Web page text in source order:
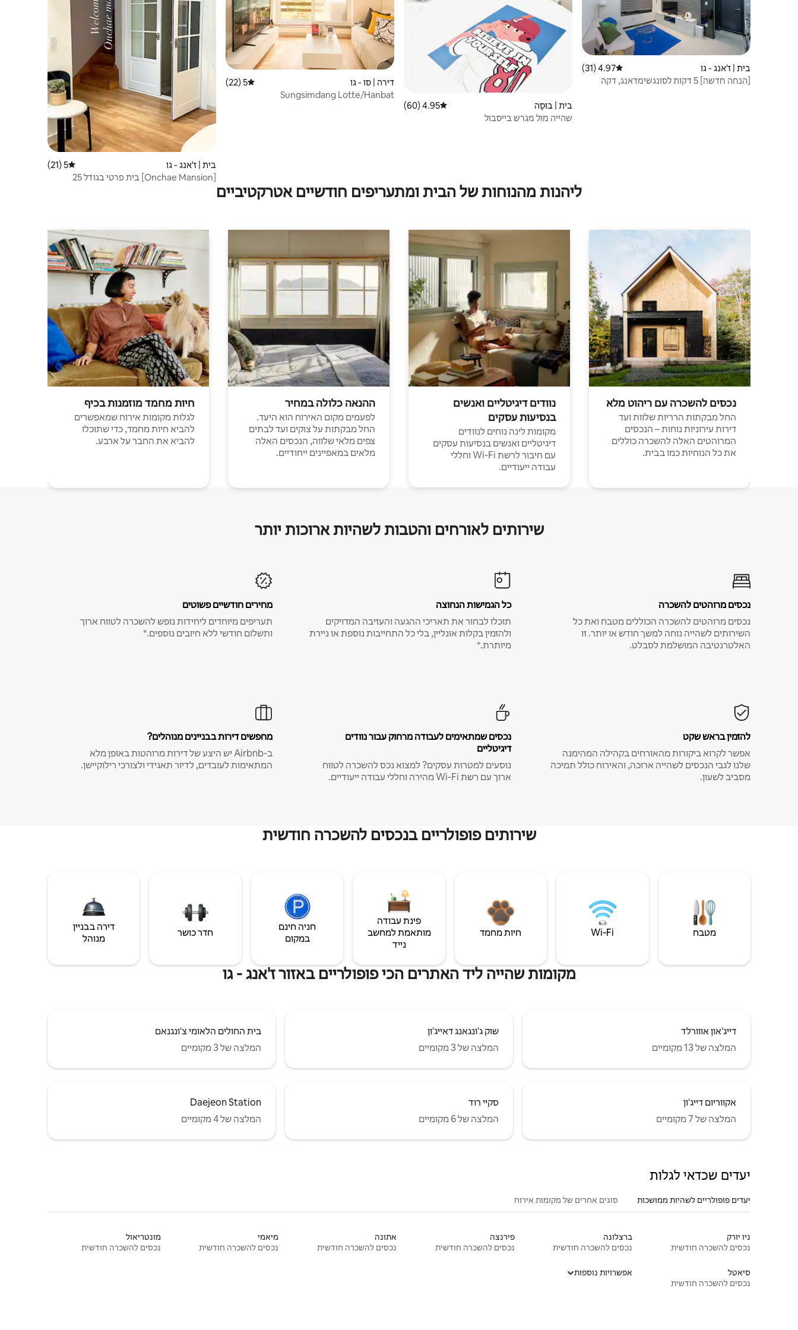
בית | ז'אנג - גו דירוג ממוצע של 4.97 מתוך 5, 31 ביקורות
4.97 (31)
[הנחה חדשה] 5 דקות לסונגשימדאנג, דקה
בית | בוּסָה דירוג ממוצע של 4.95 מתוך 5, 60 ביקורות
4.95 (60)
שהייה מול מגרש בייסבול
דירה | סו - גו דירוג ממוצע של 5 מתוך 5, 22 ביקורות
5 (22)
Sungsimdang Lotte/Hanbat
בית | ז'אנג - גו דירוג ממוצע של 5 מתוך 5, 21 ביקורות
5 (21)
[Onchae Mansion] בית פרטי בגודל 25
ליהנות מהנוחות של הבית ומתעריפים חודשיים אטרקטיביים
נכסים להשכרה עם ריהוט מלא
החל מבקתות הרריות שלוות ועד
דירות עירוניות נוחות – הנכסים
המרוהטים האלה להשכרה כוללים
את כל הנוחיות כמו בבית.
נוודים דיגיטליים ואנשים
בנסיעות עסקים
מקומות לינה נוחים לנוודים
דיגיטליים ואנשים בנסיעות עסקים
עם חיבור לרשת Wi-Fi וחללי
עבודה ייעודיים.
ההנאה כלולה במחיר
לפעמים מקום האירוח הוא היעד.
החל מבקתות על צוקים ועד לבתים
צפים מלאי שלווה, הנכסים האלה
מלאים במאפיינים ייחודיים.
חיות מחמד מוזמנות בכיף
לגלות מקומות אירוח שמאפשרים
להביא חיות מחמד, כדי שתוכלו
להביא את החבר על ארבע.
שירותים לאורחים והטבות לשהיות ארוכות יותר
נכסים מרוהטים להשכרה
נכסים מרוהטים להשכרה הכוללים מטבח ואת כל
השירותים לשהייה נוחה למשך חודש או יותר. זו
האלטרנטיבה המושלמת לסבלט.
כל הגמישות הנחוצה
תוכלו לבחור את תאריכי ההגעה והעזיבה המדויקים
ולהזמין בקלות אונליין, בלי כל התחייבות נוספת או ניירת
מיותרת.*
מחירים חודשיים פשוטים
תעריפים מיוחדים ליחידות נופש להשכרה לטווח ארוך
ותשלום חודשי ללא חיובים נוספים.*
להזמין בראש שקט
אפשר לקרוא ביקורות מהאורחים בקהילה המהימנה
שלנו לגבי הנכסים לשהייה ארוכה, והאירוח כולל תמיכה
מסביב לשעון.
נכסים שמתאימים לעבודה מרחוק עבור נוודים
דיגיטליים
נוסעים למטרות עסקים? למצוא נכס להשכרה לטווח
ארוך עם רשת Wi-Fi מהירה וחללי עבודה ייעודיים.
מחפשים דירות בבניינים מנוהלים?
ב-Airbnb יש היצע של דירות מרוהטות באופן מלא
המתאימות לעובדים, לדיור תאגידי ולצורכי רילוקיישן.
שירותים פופולריים בנכסים להשכרה חודשית
מטבח Wi‑Fi חיות מחמד
פינת עבודה
מותאמת למחשב
נייד
חניה חינם
במקום
חדר כושר
דירה בבניין
מנוהל
מקומות שהייה ליד האתרים הכי פופולריים באזור ז'אנג - גו
דייג'און אווורלד
המלצה של 13 מקומיים
שוק ג'ונגאנג דאייג'ון
המלצה של 3 מקומיים
בית החולים הלאומי צ'ונגנאם
המלצה של 3 מקומיים
אקווריום דייג'ון
המלצה של 7 מקומיים
סקיי רוד
המלצה של 6 מקומיים
Daejeon Station
המלצה של 4 מקומיים
יעדים שכדאי לגלות
יעדים פופולריים לשהיות ממושכות סוגים אחרים של מקומות אירוח
ניו יורק
נכסים להשכרה חודשית
ברצלונה
נכסים להשכרה חודשית
פירנצה
נכסים להשכרה חודשית
אתונה
נכסים להשכרה חודשית
מיאמי
נכסים להשכרה חודשית
מונטריאול
נכסים להשכרה חודשית
סיאטל
נכסים להשכרה חודשית
אפשרויות נוספות